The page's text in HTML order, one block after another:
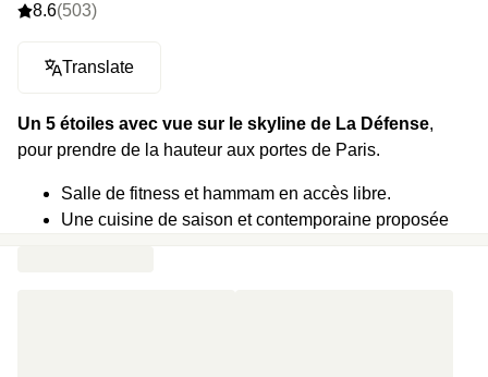
8.6(503)
Translate
Un 5 étoiles avec vue sur le skyline de La Défense,
pour prendre de la hauteur aux portes de Paris.
Salle de fitness et hammam en accès libre.
Une cuisine de saison et contemporaine proposée